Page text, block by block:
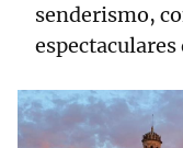
senderismo,